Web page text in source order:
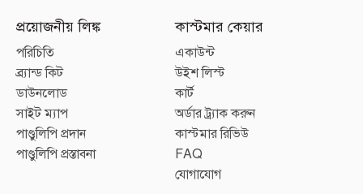
প্রয়োজনীয় লিঙ্ক
পরিচিতি
ব্র্যান্ড কিট
ডাউনলোড
সাইট ম্যাপ
পাণ্ডুলিপি প্রদান
পাণ্ডুলিপি প্রস্তাবনা
কাস্টমার কেয়ার
একাউন্ট
উইশ লিস্ট
কার্ট
অর্ডার ট্র্যাক করুন
কাস্টমার রিভিউ
FAQ
যোগাযোগ